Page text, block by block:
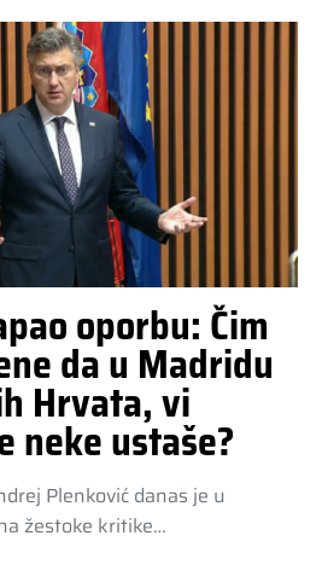
oporbu: Čim
da u Madridu
Hrvata, vi
neke ustaše?
Plenković danas je u
žestoke kritike…